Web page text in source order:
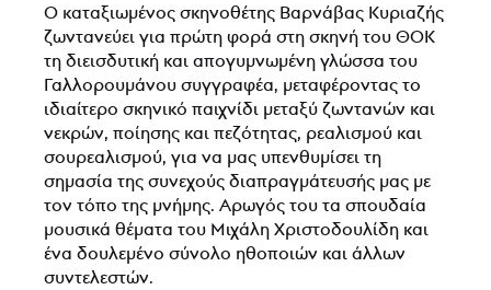
Ο καταξιωμένος σκηνοθέτης Βαρνάβας Κυριαζής
ζωντανεύει για πρώτη φορά στη σκηνή του ΘΟΚ
τη διεισδυτική και απογυμνωμένη γλώσσα του
Γαλλορουμάνου συγγραφέα, μεταφέροντας το
ιδιαίτερο σκηνικό παιχνίδι μεταξύ ζωντανών και
νεκρών, ποίησης και πεζότητας, ρεαλισμού και
σουρεαλισμού, για να μας υπενθυμίσει τη
σημασία της συνεχούς διαπραγμάτευσής μας με
τον τόπο της μνήμης. Αρωγός του τα σπουδαία
μουσικά θέματα του Μιχάλη Χριστοδουλίδη και
ένα δουλεμένο σύνολο ηθοποιών και άλλων
συντελεστών.